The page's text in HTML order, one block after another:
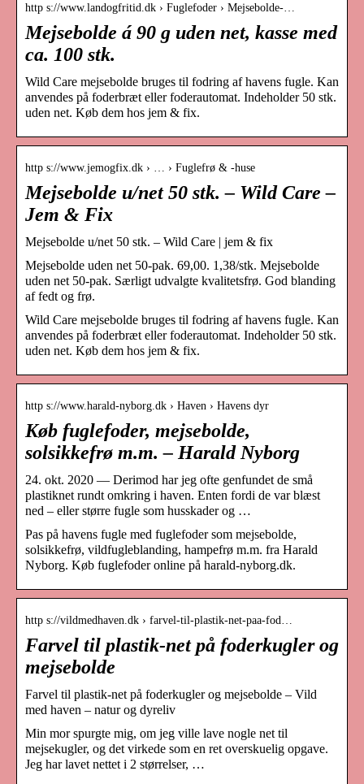
http s://www.landogfritid.dk › Fuglefoder › Mejsebolde-…
Mejsebolde á 90 g uden net, kasse med
ca. 100 stk.
Wild Care mejsebolde bruges til fodring af havens fugle. Kan
anvendes på foderbræt eller foderautomat. Indeholder 50 stk.
uden net. Køb dem hos jem & fix.
http s://www.jemogfix.dk › … › Fuglefrø & -huse
Mejsebolde u/net 50 stk. – Wild Care –
Jem & Fix
Mejsebolde u/net 50 stk. – Wild Care | jem & fix
Mejsebolde uden net 50-pak. 69,00. 1,38/stk. Mejsebolde
uden net 50-pak. Særligt udvalgte kvalitetsfrø. God blanding
af fedt og frø.
Wild Care mejsebolde bruges til fodring af havens fugle. Kan
anvendes på foderbræt eller foderautomat. Indeholder 50 stk.
uden net. Køb dem hos jem & fix.
http s://www.harald-nyborg.dk › Haven › Havens dyr
Køb fuglefoder, mejsebolde,
solsikkefrø m.m. – Harald Nyborg
24. okt. 2020 — Derimod har jeg ofte genfundet de små
plastiknet rundt omkring i haven. Enten fordi de var blæst
ned – eller større fugle som husskader og …
Pas på havens fugle med fuglefoder som mejsebolde,
solsikkefrø, vildfugleblanding, hampefrø m.m. fra Harald
Nyborg. Køb fuglefoder online på harald-nyborg.dk.
http s://vildmedhaven.dk › farvel-til-plastik-net-paa-fod…
Farvel til plastik-net på foderkugler og
mejsebolde
Farvel til plastik-net på foderkugler og mejsebolde – Vild
med haven – natur og dyreliv
Min mor spurgte mig, om jeg ville lave nogle net til
mejsekugler, og det virkede som en ret overskuelig opgave.
Jeg har lavet nettet i 2 størrelser, …